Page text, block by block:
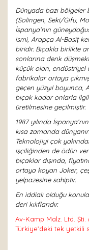
Dünyada bazı bölgeler
(Solingen, Seki/Gifu,
İspanya’nın
ismi, Arapça Al-Basīṭ
biridir. Bıçakla birlikte
sonlarına denk
küçük olan, endüstriyel
fabrikalar ortaya
geçen yüzyıl boyunca,
bıçak kadar onlarla
üretilmesine geçilmiştir.
1987 yılında
kısa zamanda
Teknolojiyi çok
işçiliğinden de ödün
bıçaklar dışında,
ortaya koyan Joker,
yelpazesine sahiptir.
En iddialı olduğu
deri kılıflarıdır.
Av-Kamp Malz. Ltd. Şti.
Türkiye’deki tek yetkili